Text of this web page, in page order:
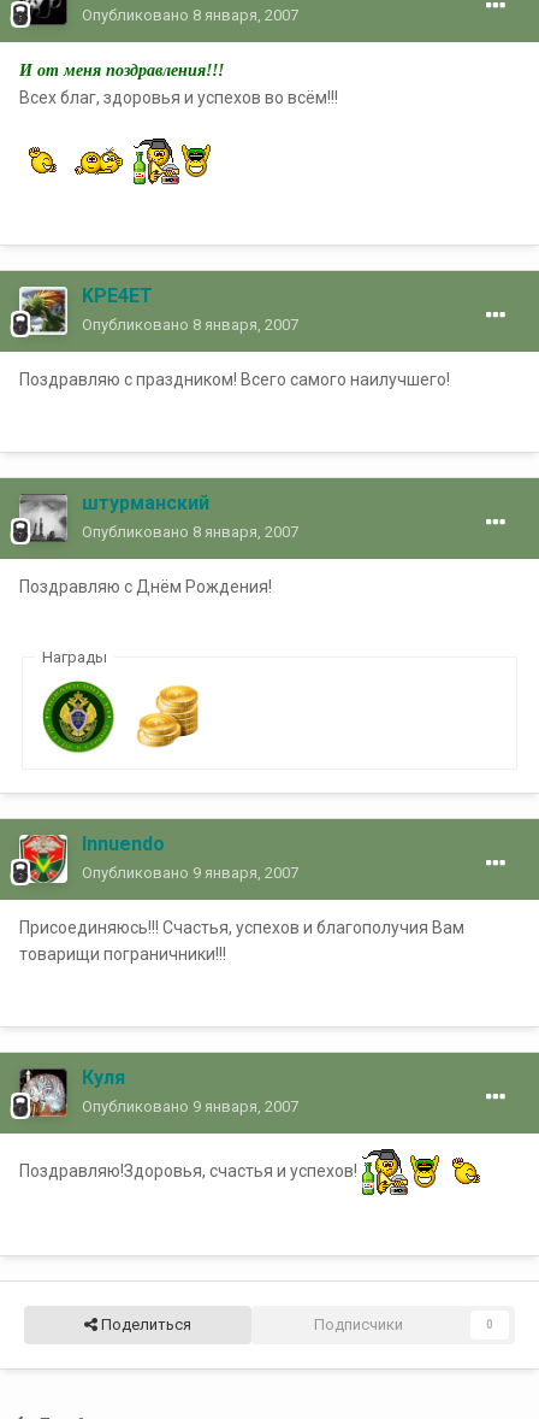
Опубликовано 8 января, 2007
И от меня поздравления!!!
Всех благ, здоровья и успехов во всём!!!
KPE4ET
Опубликовано 8 января, 2007
Поздравляю с праздником! Всего самого наилучшего!
штурманский
Опубликовано 8 января, 2007
Поздравляю с Днём Рождения!
Награды
Innuendo
Опубликовано 9 января, 2007
Присоединяюсь!!! Счастья, успехов и благополучия Вам
товарищи пограничники!!!
Куля
Опубликовано 9 января, 2007
Поздравляю!Здоровья, счастья и успехов!
Поделиться Подписчики 0